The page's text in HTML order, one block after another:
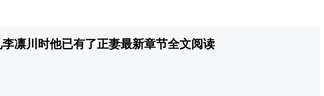
凛川时他已有了正妻最新章节全文阅读